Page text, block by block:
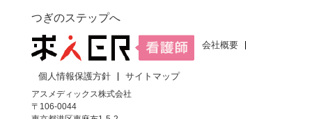
つぎのステップへ
会社概要
個人情報保護方針
サイトマップ
アスメディックス株式会社
〒106-0044